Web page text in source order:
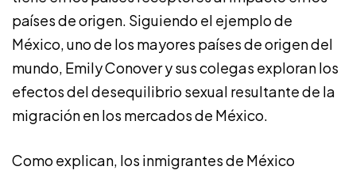
países de origen. Siguiendo el ejemplo de
México, uno de los mayores países de origen del
mundo, Emily Conover y sus colegas exploran los
efectos del desequilibrio sexual resultante de la
migración en los mercados de México.
Como explican, los inmigrantes de México